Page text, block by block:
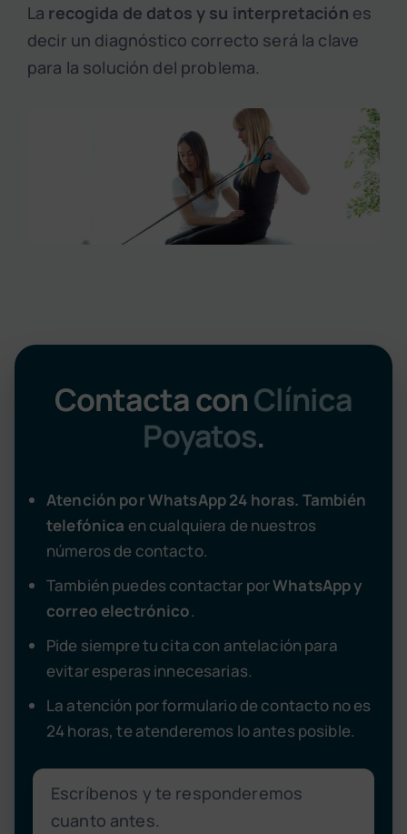
La recogida de datos y su interpretación es
decir un diagnóstico correcto será la clave
para la solución del problema.
Contacta conClínica
Poyatos.
Atención por WhatsApp 24 horas. También
telefónica en cualquiera de nuestros
números de contacto.
También puedes contactar porWhatsApp y
correo electrónico.
Pide siempre tu cita con antelación para
evitar esperas innecesarias.
La atención por formulario de contacto no es
24 horas, te atenderemos lo antes posible.
Escríbenos y te responderemos
cuanto antes.